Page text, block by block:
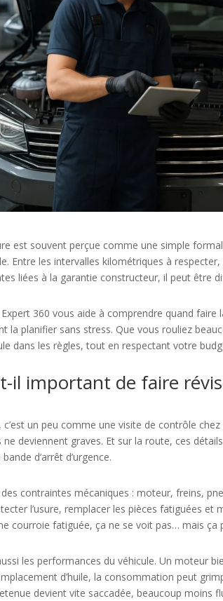
est souvent perçue comme une simple
Entre les intervalles kilométriques à
liées à la garantie constructeur, il peut être
360 vous aide à comprendre quand faire
la planifier sans stress. Que vous rouliez
dans les règles, tout en respectant votre
il important de faire
un peu comme une visite de contrôle
ne deviennent graves. Et sur la route, ces
d’arrêt d’urgence.
contraintes mécaniques : moteur, freins,
l’usure, remplacer les pièces fatiguées et
courroie fatiguée, ça ne se voit pas… mais ça
les performances du véhicule. Un moteur
d’huile, la consommation peut
devient vite saccadée, beaucoup moins